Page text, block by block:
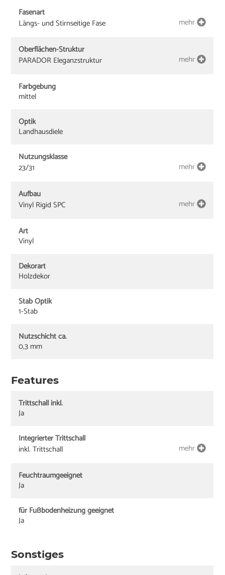
Fasenart
Längs- und Stirnseitige Fase
mehr
Oberflächen-Struktur
PARADOR Eleganzstruktur
mehr
Farbgebung
mittel
Optik
Landhausdiele
Nutzungsklasse
23/31
mehr
Aufbau
Vinyl Rigid SPC
mehr
Art
Vinyl
Dekorart
Holzdekor
Stab Optik
1-Stab
Nutzschicht ca.
0,3 mm
Features
Trittschall inkl.
Ja
Integrierter Trittschall
inkl. Trittschall
mehr
Feuchtraumgeeignet
Ja
für Fußbodenheizung geeignet
Ja
Sonstiges